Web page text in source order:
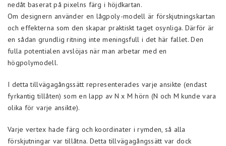
nedåt baserat på pixelns färg i höjdkartan.
Om designern använder en lågpoly-modell är förskjutningskartan
och effekterna som den skapar praktiskt taget osynliga. Därför är
en sådan grundlig ritning inte meningsfull i det här fallet. Den
fulla potentialen avslöjas när man arbetar med en
högpolymodell.
I detta tillvägagångssätt representerades varje ansikte (endast
fyrkantig tillåten) som en lapp av N x M hörn (N och M kunde vara
olika för varje ansikte).
Varje vertex hade färg och koordinater i rymden, så alla
förskjutningar var tillåtna. Detta tillvägagångssätt var dock